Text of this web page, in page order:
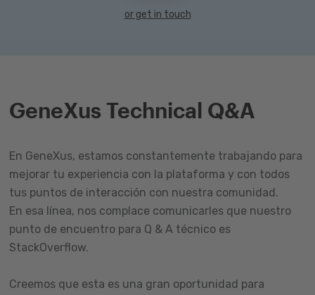
or get in touch
GeneXus Technical Q&A
En GeneXus, estamos constantemente trabajando para
mejorar tu experiencia con la plataforma y con todos
tus puntos de interacción con nuestra comunidad.
En esa línea, nos complace comunicarles que nuestro
punto de encuentro para Q & A técnico es
StackOverflow.
Creemos que esta es una gran oportunidad para